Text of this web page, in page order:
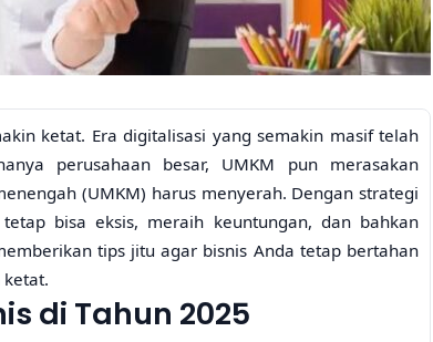
ketat. Era digitalisasi yang semakin masif telah
perusahaan besar, UMKM pun merasakan
(UMKM) harus menyerah. Dengan strategi
bisa eksis, meraih keuntungan, dan bahkan
tips jitu agar bisnis Anda tetap bertahan
di Tahun 2025